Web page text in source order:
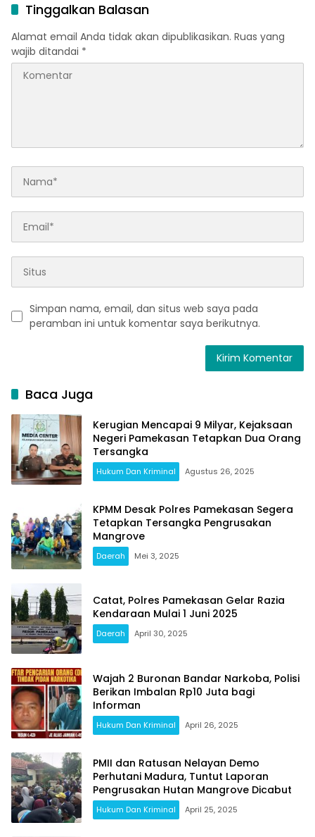
Tinggalkan Balasan
Alamat email Anda tidak akan dipublikasikan. Ruas yang
wajib ditandai *
Simpan nama, email, dan situs web saya pada
peramban ini untuk komentar saya berikutnya.
Baca Juga
Kerugian Mencapai 9 Milyar, Kejaksaan
Negeri Pamekasan Tetapkan Dua Orang
Tersangka
Hukum Dan Kriminal Agustus 26, 2025
KPMM Desak Polres Pamekasan Segera
Tetapkan Tersangka Pengrusakan
Mangrove
Daerah Mei 3, 2025
Catat, Polres Pamekasan Gelar Razia
Kendaraan Mulai 1 Juni 2025
Daerah April 30, 2025
Wajah 2 Buronan Bandar Narkoba, Polisi
Berikan Imbalan Rp10 Juta bagi
Informan
Hukum Dan Kriminal April 26, 2025
PMII dan Ratusan Nelayan Demo
Perhutani Madura, Tuntut Laporan
Pengrusakan Hutan Mangrove Dicabut
Hukum Dan Kriminal April 25, 2025